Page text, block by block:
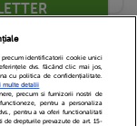
precum identificatorii cookie unici
dvs. făcând clic mai jos,
cu politica de confidențialitate.
multe detalii
precum si furnizorii nostri de
pentru a personaliza
pentru a va oferi functionalitati
drepturile prevazute de art. 15-